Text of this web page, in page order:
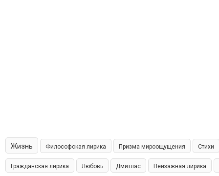
Жизнь Философская лирика Призма мироощущения Стихи
Гражданская лирика Любовь Дмитлас Пейзажная лирика